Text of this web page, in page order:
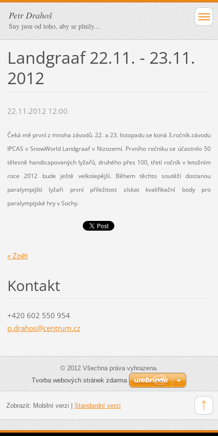
Petr Drahoš
Sny jsou od toho, aby se plnily...
Landgraaf 22.11. - 23.11.
2012
22.11.2012 12:00
Čeká mě první z mnoha závodů. 22. a 23. listopadu se koná 3.ročník závodu
IPCAS v SnowWorld Landgraaf v Nizozemí. Prvního ročníku se účastnilo 50
tělesně handicapovaných lyžařů, druhého přes 100, třetí ročník v letošním
roce 2012 bude ještě velkolepější. Během těchto soutěží dostanou
paralympijští lyžaři první příležitost získat kvalifikační body pro
paralympijské hry v Sochy.
« Zpět
Kontakt
+420 602 550 954
p.drahos@centrum.cz
© 2012 Všechna práva vyhrazena.
Tvorba webových stránek zdarma
Zobrazit: Mobilní verzi Standardní verzi